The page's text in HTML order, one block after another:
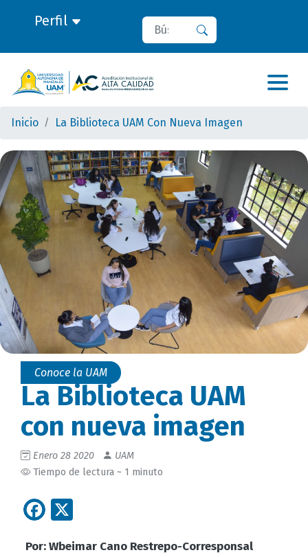
Perfil Buscar
Inicio La Biblioteca UAM Con Nueva Imagen
Conoce la UAM
La Biblioteca UAM
con nueva imagen
Enero 28 2020
UAM
Tiempo de lectura ~ 1 minuto
Facebook
Por: Wbeimar Cano Restrepo-Corresponsal